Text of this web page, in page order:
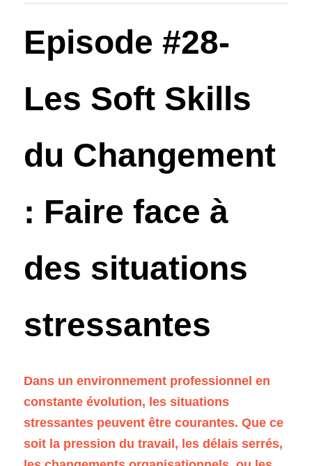
Episode #28-
Les Soft Skills
du Changement
: Faire face à
des situations
stressantes
Dans un environnement professionnel en
constante évolution, les situations
stressantes peuvent être courantes. Que ce
soit la pression du travail, les délais serrés,